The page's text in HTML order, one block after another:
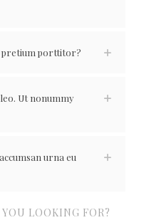
pretium porttitor?
Ut nonummy
urna eu
LOOKING FOR?